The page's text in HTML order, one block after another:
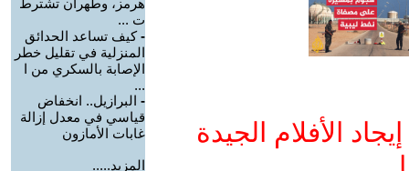
الأفلام الجيدة
هرمز، وطهران تشترط
ت ...
-كيف تساعد الحدائق
المنزلية في تقليل خطر
الإصابة بالسكري من ا
...
- البرازيل.. انخفاض
قياسي في معدل إزالة
غابات الأمازون
المزيد.....